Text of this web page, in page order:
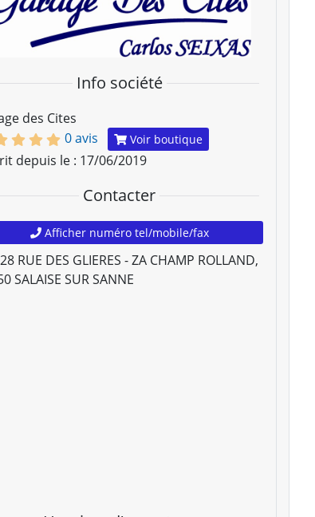
Info société
des Cites
0 avis
Voir boutique
depuis le : 17/06/2019
Contacter
Afficher numéro tel/mobile/fax
RUE DES GLIERES - ZA CHAMP ROLLAND,
SALAISE SUR SANNE